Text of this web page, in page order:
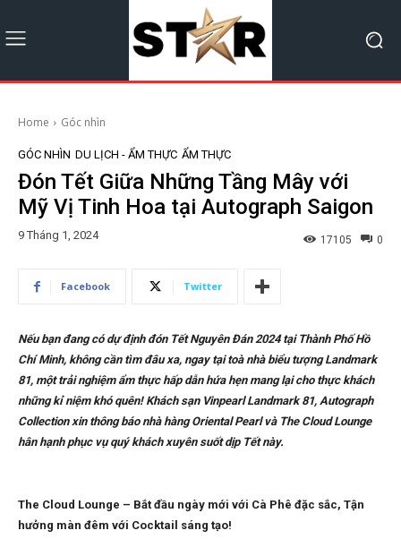
Home Góc nhìn
GÓC NHÌN DU LỊCH - ẨM THỰC ẨM THỰC
Đón Tết Giữa Những Tầng Mây với
Mỹ Vị Tinh Hoa tại Autograph Saigon
9 Tháng 1, 2024 0
17105
Facebook Twitter
Nếu bạn đang có dự định đón Tết Nguyên Đán 2024 tại Thành Phố Hồ
Chí Minh, không cần tìm đâu xa, ngay tại toà nhà biểu tượng Landmark
81, một trải nghiệm ẩm thực hấp dẫn hứa hẹn mang lại cho thực khách
những kỉ niệm khó quên! Khách sạn Vinpearl Landmark 81, Autograph
Collection xin thông báo nhà hàng Oriental Pearl và The Cloud Lounge
hân hạnh phục vụ quý khách xuyên suốt dịp Tết này.
The Cloud Lounge – Bắt đầu ngày mới với Cà Phê đặc sắc, Tận
hưởng màn đêm với Cocktail sáng tạo!